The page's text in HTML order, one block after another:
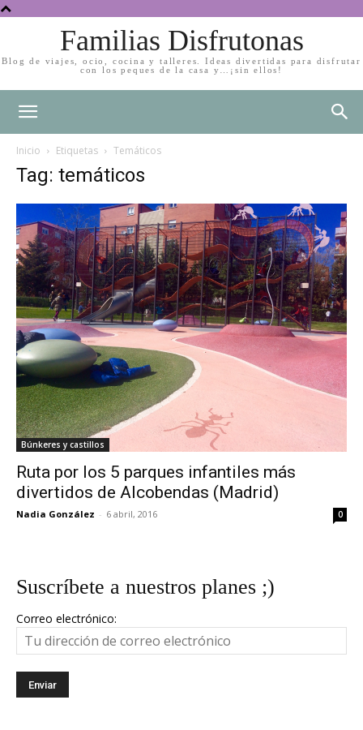
Familias Disfrutonas
Blog de viajes, ocio, cocina y talleres. Ideas divertidas para disfrutar
con los peques de la casa y…¡sin ellos!
Inicio Etiquetas Temáticos
Tag: temáticos
Búnkeres y castillos
Ruta por los 5 parques infantiles más
divertidos de Alcobendas (Madrid)
Nadia González - 6 abril, 2016 0
Suscríbete a nuestros planes ;)
Correo electrónico: